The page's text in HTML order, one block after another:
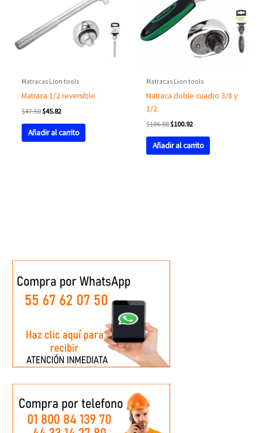
Matracas Lion tools
Matraca 1/2 reversible
$47.50$45.82
Añadir al carrito
Matracas Lion tools
Matraca doble cuadro 3/8 y
1/2
$106.88$100.92
Añadir al carrito